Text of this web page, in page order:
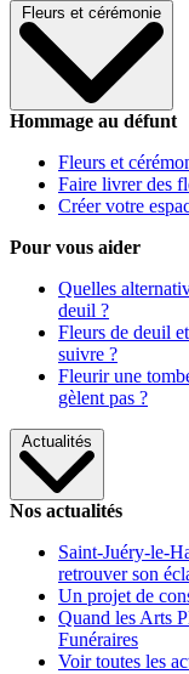
Fleurs et cérémonie
Hommage au défunt
Fleurs et
Faire livrer des
Créer votre
Pour vous aider
Quelles
deuil ?
Fleurs de deuil
suivre ?
Fleurir une
gèlent pas ?
Actualités
Nos actualités
Saint-Juéry-le-
retrouver son
Un projet de
Quand les Arts
Funéraires
Voir toutes les